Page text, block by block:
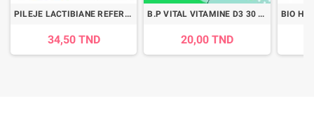
PILEJE LACTIBIANE REFERENCE 10 GELULES
34,50 TND
B.P VITAL VITAMINE D3 30 GELULES (-40%)
20,00 TND